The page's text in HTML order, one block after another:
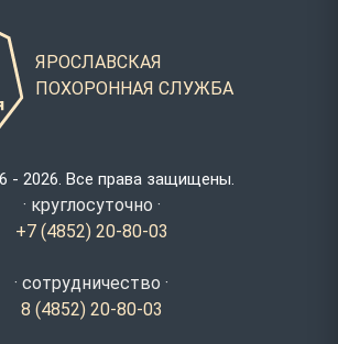
ЯРОСЛАВСКАЯ
ПОХОРОННАЯ СЛУЖБА
- 2026. Все права защищены.
· круглосуточно ·
+7 (4852) 20-80-03
· сотрудничество ·
8 (4852) 20-80-03